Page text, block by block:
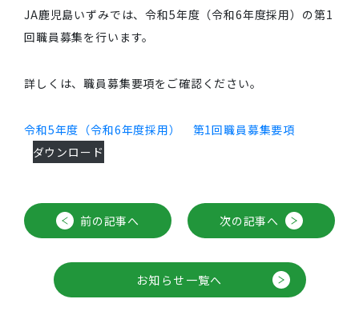
JA鹿児島いずみでは、令和5年度（令和6年度採用）の第1
回職員募集を行います。
詳しくは、職員募集要項をご確認ください。
令和5年度（令和6年度採用） 第1回職員募集要項
ダウンロード
前の記事へ 次の記事へ
お知らせ一覧へ